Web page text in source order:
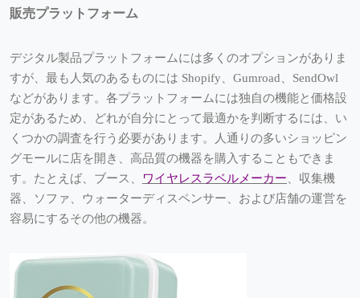
販売プラットフォーム
デジタル製品プラットフォームには多くのオプションがありま
すが、最も人気のあるものには Shopify、Gumroad、SendOwl
などがあります。各プラットフォームには独自の機能と価格設
定があるため、どれが自分にとって最適かを判断するには、い
くつかの調査を行う必要があります。人通りの多いショッピン
グモールに店を開き、高品質の機器を購入することもできま
す。たとえば、ブース、
ワイヤレスラベルメーカー、収集機
器、ソファ、ウォーターディスペンサー、および店舗の運営を
容易にするその他の機器。